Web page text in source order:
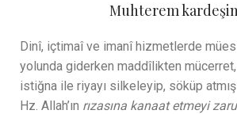
Muhterem
Dinî, içtimaî ve imanî hizmetlerde
yolunda giderken maddîlikten
istiğna ile riyayı silkeleyip, söküp
Hz. Allah’ın rızasına kanaat etmeyi